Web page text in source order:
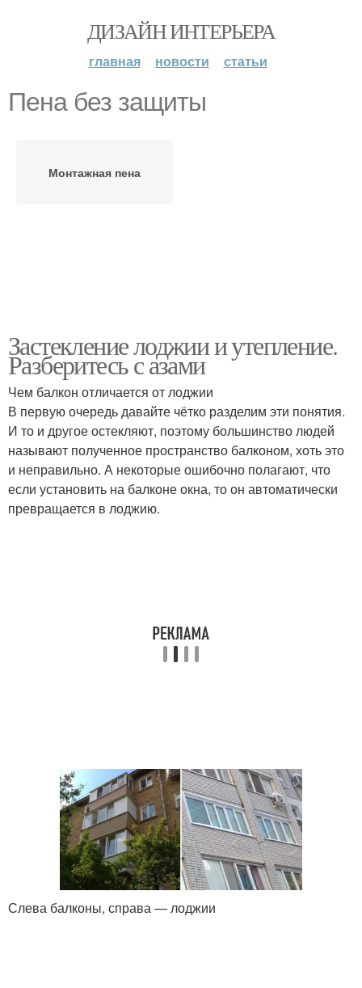
ДИЗАЙН ИНТЕРЬЕРА
главная новости статьи
Пена без защиты
Монтажная пена
Застекление лоджии и утепление.
Разберитесь с азами
Чем балкон отличается от лоджии
В первую очередь давайте чётко разделим эти понятия.
И то и другое остекляют, поэтому большинство людей
называют полученное пространство балконом, хоть это
и неправильно. А некоторые ошибочно полагают, что
если установить на балконе окна, то он автоматически
превращается в лоджию.
Слева балконы, справа — лоджии